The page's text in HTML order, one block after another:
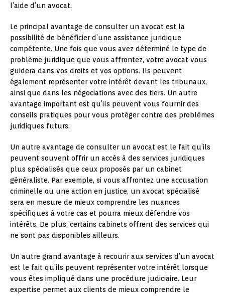
l’aide d’un avocat.
Le principal avantage de consulter un avocat est la
possibilité de bénéficier d’une assistance juridique
compétente. Une fois que vous avez déterminé le type de
problème juridique que vous affrontez, votre avocat vous
guidera dans vos droits et vos options. Ils peuvent
également représenter votre intérêt devant les tribunaux,
ainsi que dans les négociations avec des tiers. Un autre
avantage important est qu’ils peuvent vous fournir des
conseils pratiques pour vous protéger contre des problèmes
juridiques futurs.
Un autre avantage de consulter un avocat est le fait qu’ils
peuvent souvent offrir un accès à des services juridiques
plus spécialisés que ceux proposés par un cabinet
généraliste. Par exemple, si vous affrontez une accusation
criminelle ou une action en justice, un avocat spécialisé
sera en mesure de mieux comprendre les nuances
spécifiques à votre cas et pourra mieux défendre vos
intérêts. De plus, certains cabinets offrent des services qui
ne sont pas disponibles ailleurs.
Un autre grand avantage à recourir aux services d’un avocat
est le fait qu’ils peuvent représenter votre intérêt lorsque
vous êtes impliqué dans une procédure judiciaire. Leur
expertise permet aux clients de mieux comprendre le